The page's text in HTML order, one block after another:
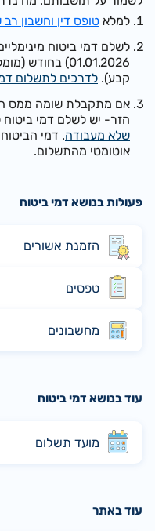
למלאטופס דין וחשבון רב
לשלם דמי ביטוח
01.01.2026) בחודש
קבע).לדרכים לתשלום דמי
אם מתקבלת שומה ממס
הזר- יש לשלם דמי ביטוח
שלא מעבודה.דמי הביטוח
אוטומטי מהתשלום.
פעולות בנושא דמי ביטוח
הזמנת אשורים
טפסים
מחשבונים
עוד בנושא דמי ביטוח
מועד תשלום
עוד באתר